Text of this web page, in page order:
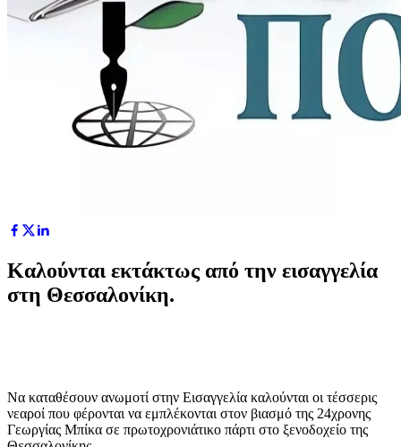
Καλούνται εκτάκτως από την εισαγγελία
στη Θεσσαλονίκη.
Να καταθέσουν ανωμοτί στην Εισαγγελία καλούνται οι τέσσερις
νεαροί που φέρονται να εμπλέκονται στον βιασμό της 24χρονης
Γεωργίας Μπίκα σε πρωτοχρονιάτικο πάρτι στο ξενοδοχείο της